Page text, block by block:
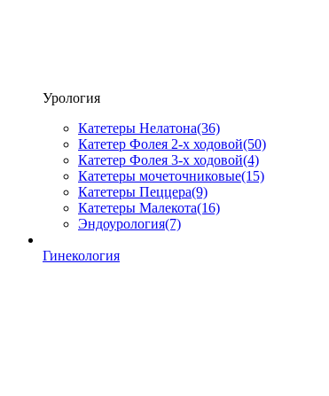
Урология
Катетеры Нелатона(36)
Катетер Фолея 2-х ходовой(50)
Катетер Фолея 3-х ходовой(4)
Катетеры мочеточниковые(15)
Катетеры Пеццера(9)
Катетеры Малекота(16)
Эндоурология(7)
Гинекология